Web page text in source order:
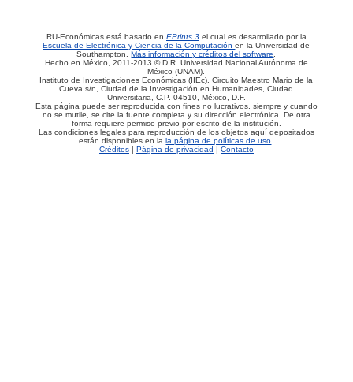
RU-Económicas está basado en EPrints 3 el cual es desarrollado por la
Escuela de Electrónica y Ciencia de la Computaciónen la Universidad de
Southampton.Más información y créditos del software.
Hecho en México, 2011-2013 © D.R. Universidad Nacional Autónoma de
México (UNAM).
Instituto de Investigaciones Económicas (IIEc). Circuito Maestro Mario de la
Cueva s/n, Ciudad de la Investigación en Humanidades, Ciudad
Universitaria, C.P. 04510, México, D.F.
Esta página puede ser reproducida con fines no lucrativos, siempre y cuando
no se mutile, se cite la fuente completa y su dirección electrónica. De otra
forma requiere permiso previo por escrito de la institución.
Las condiciones legales para reproducción de los objetos aquí depositados
están disponibles en lala página de políticas de uso.
Créditos| Página de privacidad | Contacto